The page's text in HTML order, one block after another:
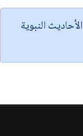
النبوية